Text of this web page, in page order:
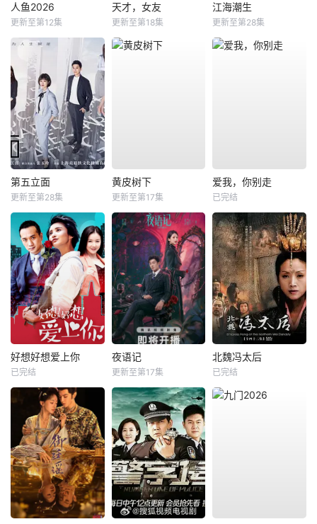
人鱼2026
更新至第12集
天才，女友
更新至第18集
江海潮生
更新至第28集
第五立面
更新至第28集
黄皮树下
更新至第17集
爱我，你别走
已完结
好想好想爱上你
已完结
夜语记
更新至第17集
北魏冯太后
已完结